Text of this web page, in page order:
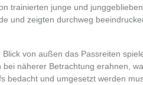
trainierten junge und
und zeigten durchweg
von außen das Passreiten
bei näherer Betrachtung erahnen,
bedacht und umgesetzt werden